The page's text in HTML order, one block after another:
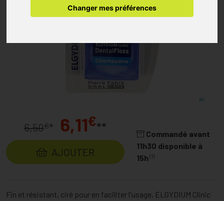
Changer mes préférences
6,50€* 6,11€**
AJOUTER
Commandé avant
11h30 disponible à
15h (1)
Fin et résistant, ciré pour en faciliter l'usage, ELGYDIUM Clinic